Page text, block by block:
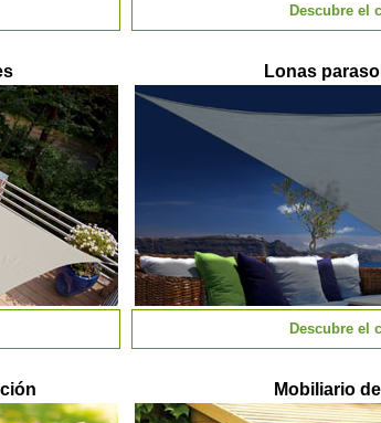
Descubre el
Lonas
Descubre el
Mobiliario